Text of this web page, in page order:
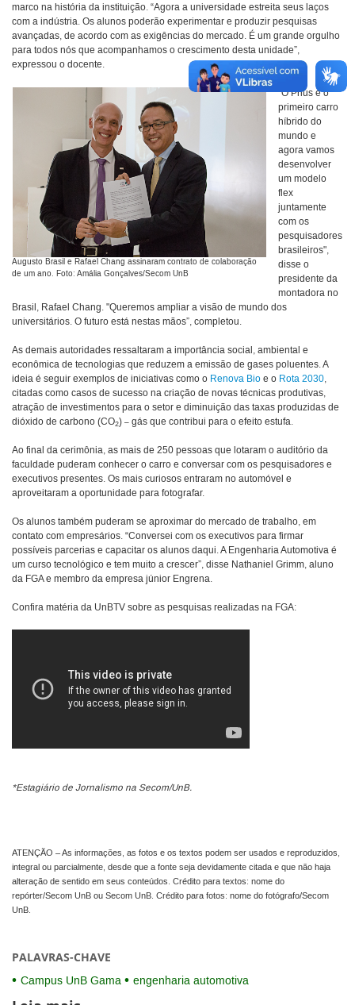
marco na história da instituição. “Agora a universidade estreita seus laços
com a indústria. Os alunos poderão experimentar e produzir pesquisas
avançadas, de acordo com as exigências do mercado. É um grande orgulho
para todos nós que acompanhamos o crescimento desta unidade”,
expressou o docente.
Augusto Brasil e Rafael Chang assinaram contrato de colaboração
de um ano. Foto: Amália Gonçalves/Secom UnB
“O Prius é o
primeiro carro
híbrido do
mundo e
agora vamos
desenvolver
um modelo
flex
juntamente
com os
pesquisadores
brasileiros",
disse o
presidente da
montadora no
Brasil, Rafael Chang. "Queremos ampliar a visão de mundo dos
universitários. O futuro está nestas mãos”, completou.
As demais autoridades ressaltaram a importância social, ambiental e
econômica de tecnologias que reduzem a emissão de gases poluentes. A
ideia é seguir exemplos de iniciativas como o Renova Bio e o Rota 2030,
citadas como casos de sucesso na criação de novas técnicas produtivas,
atração de investimentos para o setor e diminuição das taxas produzidas de
dióxido de carbono (CO2) – gás que contribui para o efeito estufa.
Ao final da cerimônia, as mais de 250 pessoas que lotaram o auditório da
faculdade puderam conhecer o carro e conversar com os pesquisadores e
executivos presentes. Os mais curiosos entraram no automóvel e
aproveitaram a oportunidade para fotografar.
Os alunos também puderam se aproximar do mercado de trabalho, em
contato com empresários. “Conversei com os executivos para firmar
possíveis parcerias e capacitar os alunos daqui. A Engenharia Automotiva é
um curso tecnológico e tem muito a crescer”, disse Nathaniel Grimm, aluno
da FGA e membro da empresa júnior Engrena.
Confira matéria da UnBTV sobre as pesquisas realizadas na FGA:
*Estagiário de Jornalismo na Secom/UnB.
ATENÇÃO – As informações, as fotos e os textos podem ser usados e reproduzidos,
integral ou parcialmente, desde que a fonte seja devidamente citada e que não haja
alteração de sentido em seus conteúdos. Crédito para textos: nome do
repórter/Secom UnB ou Secom UnB. Crédito para fotos: nome do fotógrafo/Secom
UnB.
PALAVRAS-CHAVE
Campus UnB Gama engenharia automotiva